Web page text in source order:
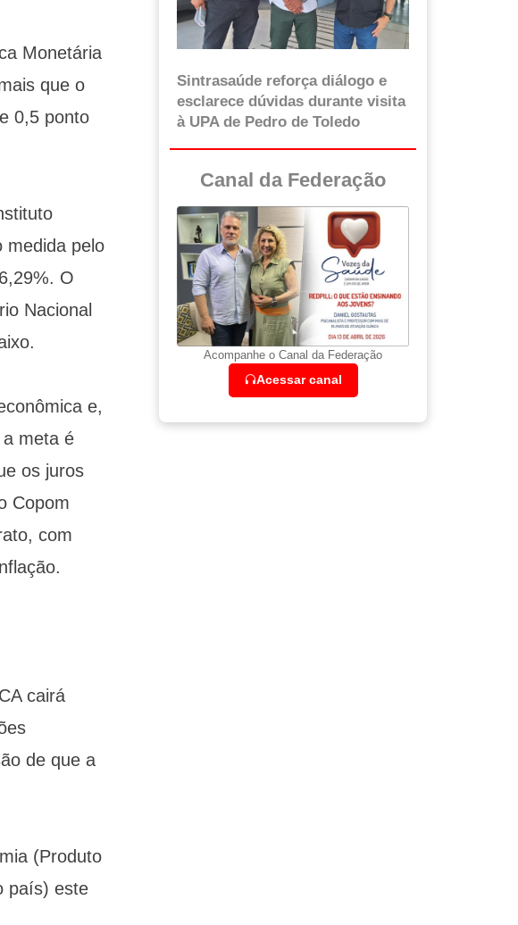
Monetária
que o
0,5 ponto
medida pelo
O
Nacional
e,
meta é
os juros
Copom
com
cairá
de que a
(Produto
país) este
Sintrasaúde reforça diálogo e
esclarece dúvidas durante visita
à UPA de Pedro de Toledo
Canal da Federação
Acompanhe o Canal da Federação
Acessar canal